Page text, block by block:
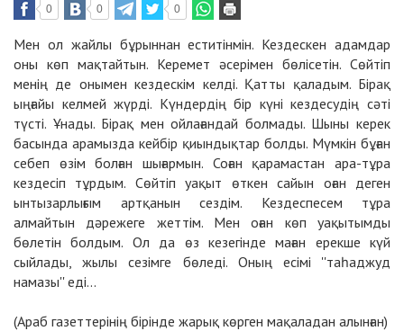
0 0 0
Мен ол жайлы бұрыннан еститінмін. Кездескен адамдар
оны көп мақтайтын. Керемет әсерімен бөлісетін. Сөйтіп
менің де онымен кездескім келді. Қатты қаладым. Бірақ
ыңғайы келмей жүрді. Күндердің бір күні кездесудің сәті
түсті. Ұнады. Бірақ мен ойлағандай болмады. Шыны керек
басында арамызда кейбір қиындықтар болды. Мүмкін бұған
себеп өзім болған шығармын. Соған қарамастан ара-тұра
кездесіп тұрдым. Сөйтіп уақыт өткен сайын оған деген
ынтызарлығым артқанын сездім. Кездеспесем тұра
алмайтын дәрежеге жеттім. Мен оған көп уақытымды
бөлетін болдым. Ол да өз кезегінде маған ерекше күй
сыйлады, жылы сезімге бөледі. Оның есімі ''таһаджуд
намазы'' еді...
(Араб газеттерінің бірінде жарық көрген мақаладан алынған)